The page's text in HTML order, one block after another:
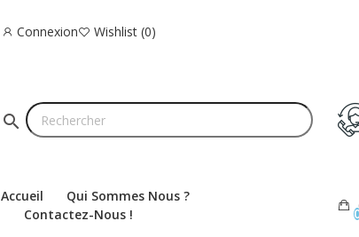
Connexion Wishlist 0
search
Accueil
Qui Sommes Nous ?
Contactez-Nous !